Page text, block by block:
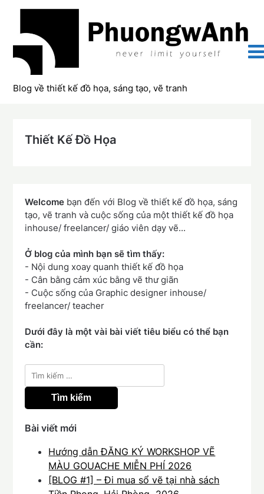
content
Blog về thiết kế đồ họa, sáng tạo, vẽ tranh
Thiết Kế Đồ Họa
Welcome bạn đến với Blog về thiết kế đồ họa, sáng
tạo, vẽ tranh và cuộc sống của một thiết kế đồ họa
inhouse/ freelancer/ giáo viên dạy vẽ...
Ở blog của mình bạn sẽ tìm thấy:
- Nội dung xoay quanh thiết kế đồ họa
- Cân bằng cảm xúc bằng vẽ thư giãn
- Cuộc sống của Graphic designer inhouse/
freelancer/ teacher
Dưới đây là một vài bài viết tiêu biểu có thể bạn
cần:
Tìm
kiếm
Bài viết mới
Hướng dẫn ĐĂNG KÝ WORKSHOP VẼ
MÀU GOUACHE MIỄN PHÍ 2026
[BLOG #1] – Đi mua sổ vẽ tại nhà sách